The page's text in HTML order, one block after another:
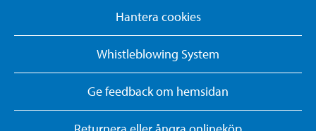
Hantera cookies
Whistleblowing System
Ge feedback om hemsidan